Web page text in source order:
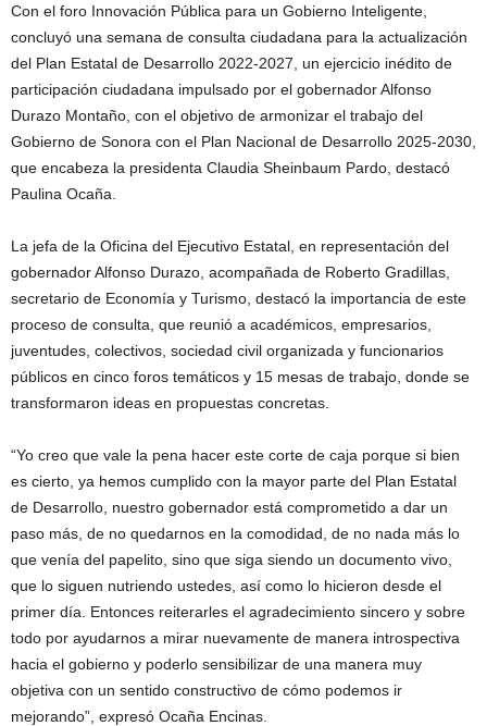
Con el foro Innovación Pública para un Gobierno Inteligente,
concluyó una semana de consulta ciudadana para la actualización
del Plan Estatal de Desarrollo 2022-2027, un ejercicio inédito de
participación ciudadana impulsado por el gobernador Alfonso
Durazo Montaño, con el objetivo de armonizar el trabajo del
Gobierno de Sonora con el Plan Nacional de Desarrollo 2025-2030,
que encabeza la presidenta Claudia Sheinbaum Pardo, destacó
Paulina Ocaña.
La jefa de la Oficina del Ejecutivo Estatal, en representación del
gobernador Alfonso Durazo, acompañada de Roberto Gradillas,
secretario de Economía y Turismo, destacó la importancia de este
proceso de consulta, que reunió a académicos, empresarios,
juventudes, colectivos, sociedad civil organizada y funcionarios
públicos en cinco foros temáticos y 15 mesas de trabajo, donde se
transformaron ideas en propuestas concretas.
“Yo creo que vale la pena hacer este corte de caja porque si bien
es cierto, ya hemos cumplido con la mayor parte del Plan Estatal
de Desarrollo, nuestro gobernador está comprometido a dar un
paso más, de no quedarnos en la comodidad, de no nada más lo
que venía del papelito, sino que siga siendo un documento vivo,
que lo siguen nutriendo ustedes, así como lo hicieron desde el
primer día. Entonces reiterarles el agradecimiento sincero y sobre
todo por ayudarnos a mirar nuevamente de manera introspectiva
hacia el gobierno y poderlo sensibilizar de una manera muy
objetiva con un sentido constructivo de cómo podemos ir
mejorando”, expresó Ocaña Encinas.